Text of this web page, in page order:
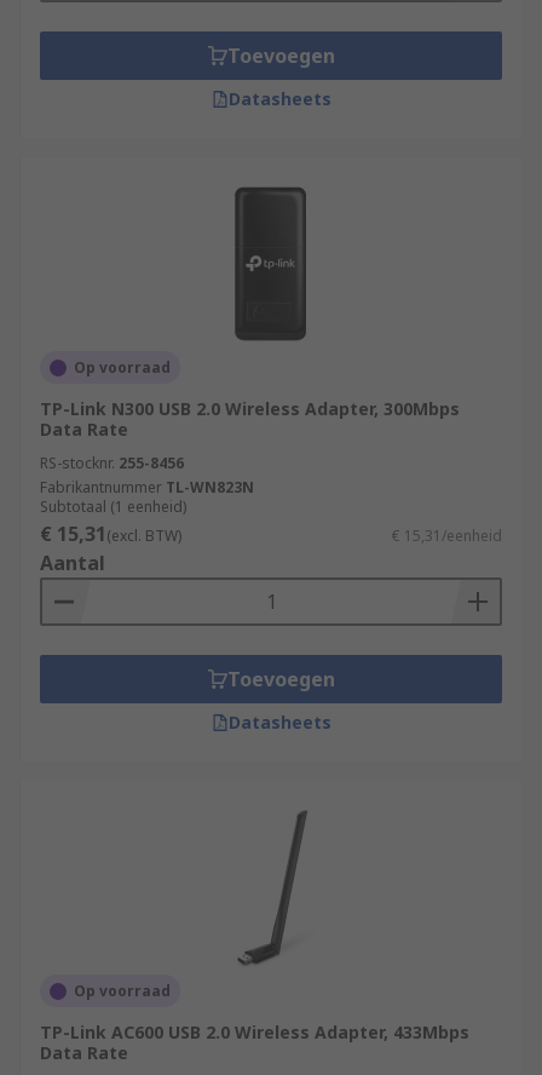
adapters and enjoy seamless wireless
Learn more about Wi-Fi adapters in our useful
connections. Upgrade your wireless network with
high-performance Wi-Fi adapters and enjoy
our selection and elevate your wireless
connectivity.
Toevoegen
Datasheets
Op voorraad
TP-Link N300 USB 2.0 Wireless Adapter, 300Mbps
Data Rate
RS-stocknr. 255-8456
Fabrikantnummer TL-WN823N
Subtotaal (1 eenheid)
€ 15,31(excl. BTW) € 15,31/eenheid
Aantal
Toevoegen
Datasheets
Op voorraad
TP-Link AC600 USB 2.0 Wireless Adapter, 433Mbps
Data Rate